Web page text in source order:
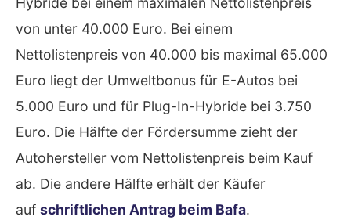
von unter 40.000 Euro. Bei einem
Nettolistenpreis von 40.000 bis maximal 65.000
Euro liegt der Umweltbonus für E-Autos bei
5.000 Euro und für Plug-In-Hybride bei 3.750
Euro. Die Hälfte der Fördersumme zieht der
Autohersteller vom Nettolistenpreis beim Kauf
ab. Die andere Hälfte erhält der Käufer
auf schriftlichen Antrag beim Bafa.